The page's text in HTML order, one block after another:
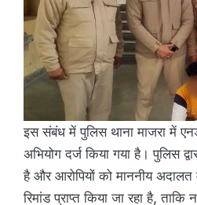
इस संबंध में पुलिस थाना माजरा में
अभियोग दर्ज किया गया है। पुलिस
है और आरोपियों को माननीय
रिमांड प्राप्त किया जा रहा है,